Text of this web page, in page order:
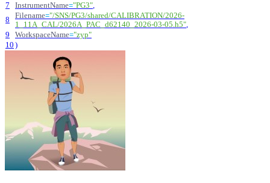
7
InstrumentName="PG3"
8
Filename="/SNS/PG3/shared/CALIBRATION/2026-
1_11A_CAL/2026A_PAC_d62140_2026-03-05.h5"
9
WorkspaceName="zyp"
10 )